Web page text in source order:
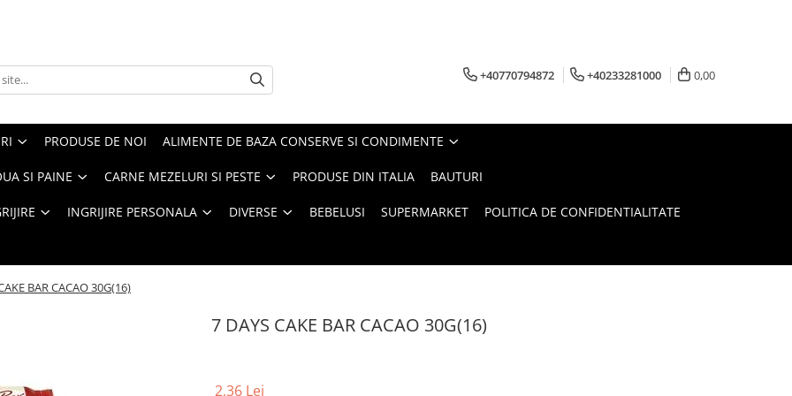
+40770794872 +40233281000 0,00
PRODUSE DE NOI ALIMENTE DE BAZA CONSERVE SI CONDIMENTE
SI PAINE CARNE MEZELURI SI PESTE PRODUSE DIN ITALIA BAUTURI
INGRIJIRE PERSONALA DIVERSE BEBELUSI SUPERMARKET POLITICA DE CONFIDENTIALITATE
BAR CACAO 30G(16)
7 DAYS CAKE BAR CACAO 30G(16)
2,36 Lei